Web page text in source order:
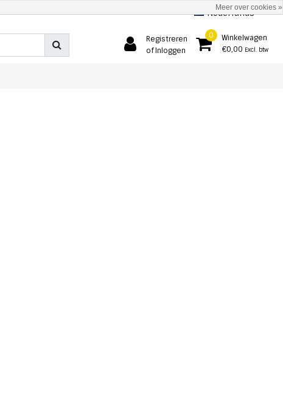
Nederlands
Registreren
of Inloggen
0
Winkelwagen
€0,00 Excl. btw
Meer over cookies »